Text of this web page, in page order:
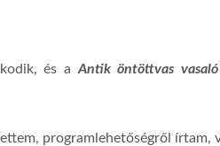
és aAntik öntöttvas
programlehetőségről